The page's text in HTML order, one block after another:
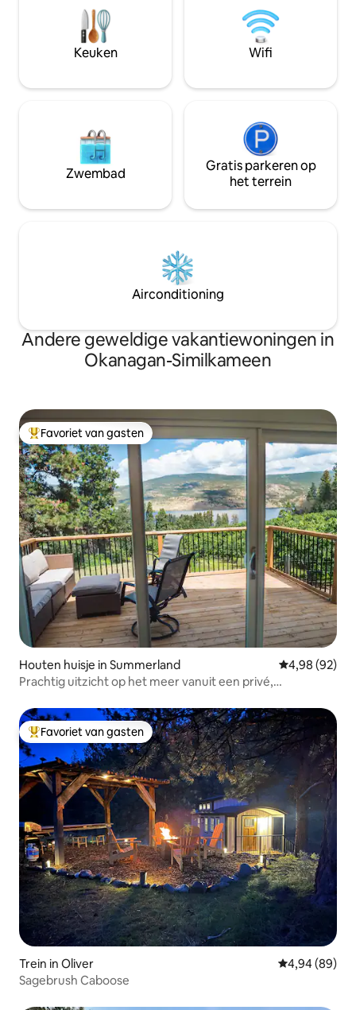
aflaten die de omgeving te bieden
heeft. Gelegen op enkele minuten van
het centrum, maar ziet eruit en voelt als
een natuurretraite!
nachtelijke
Keuken Wifi
Zwembad
Gratis parkeren op
het terrein
Airconditioning
Andere geweldige vakantiewoningen in
Okanagan-Similkameen
Topfavoriet van gasten
Favoriet van gasten
Houten huisje in Summerland Gemiddelde
4,98 (92)
Prachtig uitzicht op het meer vanuit een privé,
Topfavoriet van gasten
Favoriet van gasten
Trein in Oliver Gemiddelde
4,94 (89)
Sagebrush Caboose